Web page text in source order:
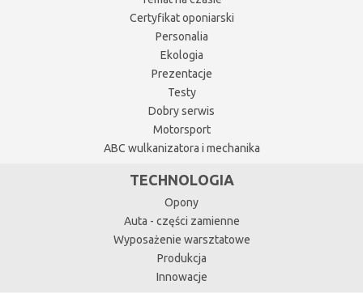
Certyfikat oponiarski
Personalia
Ekologia
Prezentacje
Testy
Dobry serwis
Motorsport
ABC wulkanizatora i mechanika
TECHNOLOGIA
Opony
Auta - części zamienne
Wyposażenie warsztatowe
Produkcja
Innowacje